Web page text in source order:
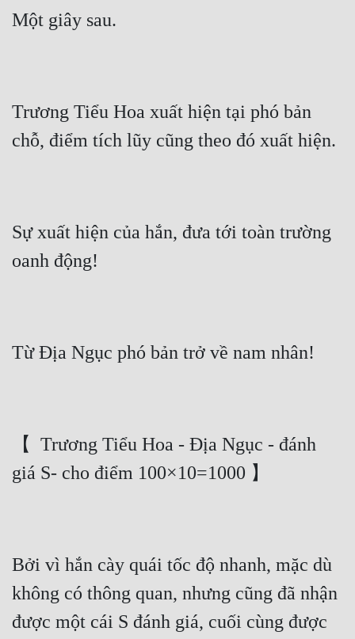
Một giây sau.
Trương Tiểu Hoa xuất hiện tại phó bản
chỗ, điểm tích lũy cũng theo đó xuất hiện.
Sự xuất hiện của hắn, đưa tới toàn trường
oanh động!
Từ Địa Ngục phó bản trở về nam nhân!
【  Trương Tiểu Hoa - Địa Ngục - đánh
giá S- cho điểm 100×10=1000 】
Bởi vì hắn cày quái tốc độ nhanh, mặc dù
không có thông quan, nhưng cũng đã nhận
được một cái S đánh giá, cuối cùng được